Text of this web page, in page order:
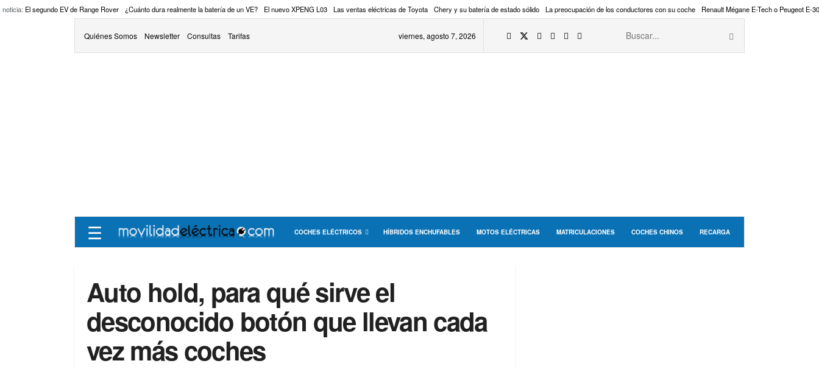
noticia: El segundo EV de Range Rover ¿Cuánto dura realmente la batería de un VE? El nuevo XPENG L03 Las ventas eléctricas de Toyota Chery y su batería de estado sólido La preocupación de los conductores con su coche Renault Mégane E-Tech o Peugeot E-
Quiénes Somos Newsletter Consultas Tarifas viernes, agosto 7, 2026
☰ COCHES ELÉCTRICOS HÍBRIDOS ENCHUFABLES MOTOS ELÉCTRICAS MATRICULACIONES COCHES CHINOS RECARGA
Auto hold, para qué sirve el
desconocido botón que llevan cada
vez más coches